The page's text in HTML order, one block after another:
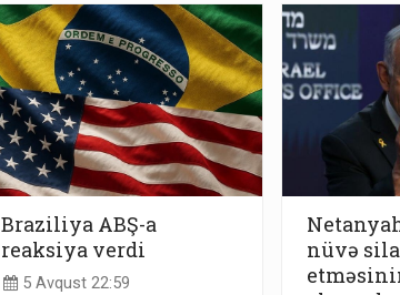
Braziliya ABŞ-a
reaksiya verdi
5 Avqust 22:59
nüvə